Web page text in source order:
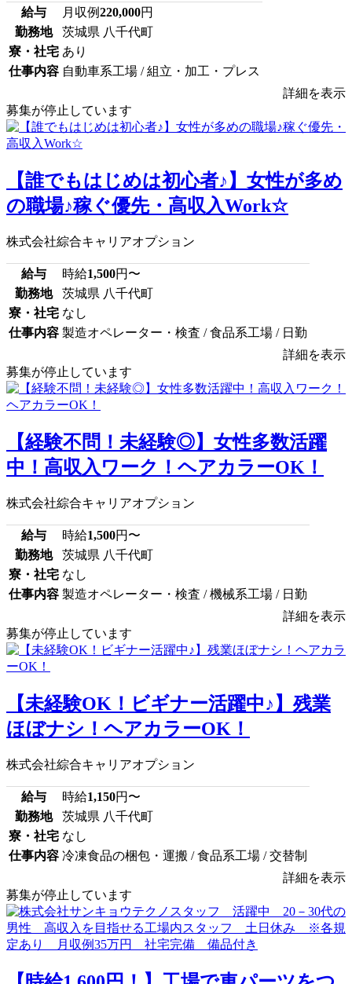
給与 月収例220,000円
勤務地
茨城県 八千代町
寮・社宅 あり
仕事内容 自動車系工場 / 組立・加工・プレス
詳細を表示
募集が停止しています
【誰でもはじめは初心者♪】女性が多め
の職場♪稼ぐ優先・高収入Work☆
株式会社綜合キャリアオプション
給与 時給1,500円〜
勤務地
茨城県 八千代町
寮・社宅 なし
仕事内容 製造オペレーター・検査 / 食品系工場 / 日勤
詳細を表示
募集が停止しています
【経験不問！未経験◎】女性多数活躍
中！高収入ワーク！ヘアカラーOK！
株式会社綜合キャリアオプション
給与 時給1,500円〜
勤務地
茨城県 八千代町
寮・社宅 なし
仕事内容 製造オペレーター・検査 / 機械系工場 / 日勤
詳細を表示
募集が停止しています
【未経験OK！ビギナー活躍中♪】残業
ほぼナシ！ヘアカラーOK！
株式会社綜合キャリアオプション
給与 時給1,150円〜
勤務地
茨城県 八千代町
寮・社宅 なし
仕事内容 冷凍食品の梱包・運搬 / 食品系工場 / 交替制
詳細を表示
募集が停止しています